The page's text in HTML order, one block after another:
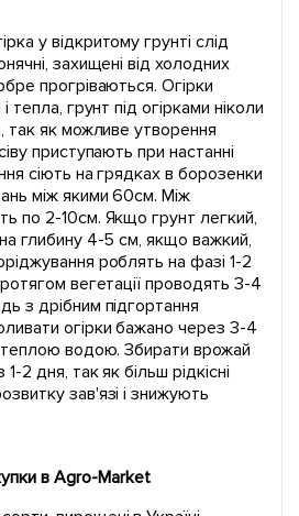
у відкритому грунті слід
захищені від холодних
прогріваються. Огірки
тепла, грунт під огірками ніколи
так як можливе утворення
приступають при настанні
сіють на грядках в борозенки
між якими 60см. Між
по 2-10см. Якщо грунт легкий,
глибину 4-5 см, якщо важкий,
роблять на фазі 1-2
вегетації проводять 3-4
з дрібним підгортання
огірки бажано через 3-4
теплою водою. Збирати врожай
2 дня, так як більш рідкісні
зав'язі і знижують
в Agro-Market